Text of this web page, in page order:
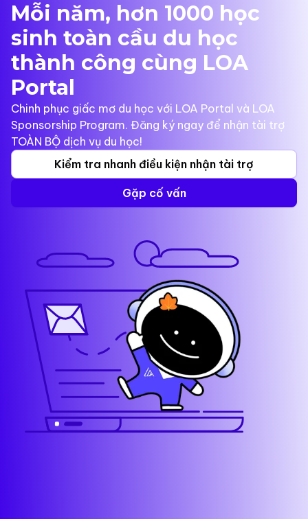
Mỗi năm, hơn 1000 học
sinh toàn cầu du học
thành công cùng LOA
Portal
Chinh phục giấc mơ du học với LOA Portal và LOA
Sponsorship Program. Đăng ký ngay để nhận tài trợ
TOÀN BỘ dịch vụ du học!
Kiểm tra nhanh điều kiện nhận tài trợ
Gặp cố vấn